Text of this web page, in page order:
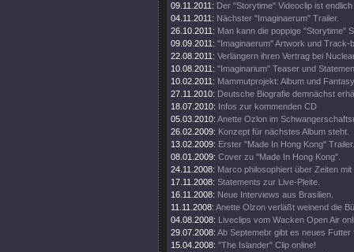
09.11.2011: Der "Storytime" Videoclip ist endlich
04.11.2011: Nächster "Imaginaerum" Trailer.
26.10.2011: Man kann die poppige "Storytime"
09.09.2011: "Imaginaerum" Artwork und Track-
22.08.2011: Verlängern ihren Vertrag bei
10.08.2011: "Imaginarium" Teaser und
10.02.2011: Mammutprojekt: Album und
27.11.2010: Deutsche Biografie demnächst
18.07.2010: Infos zur kommenden CD
05.03.2010: Anette Ozlon im
26.02.2009: Konzept für nächstes Album steht.
13.02.2009: Erster "Made In Hong Kong" Trailer.
08.01.2009: Cover zu "Made In Hong Kong".
24.11.2008: Marco philosophiert über Zeiten mit
17.11.2008: Statements zur Live-Pleite.
16.11.2008: Neue Interviews aus Brasilien.
11.11.2008: Anette Olzon verläßt weinend die
04.08.2008: Liveclips vom Wacken Open Air
29.07.2008: Ab Septemebr gibt es neues Futter
15.04.2008: "The Islander" Clip online!